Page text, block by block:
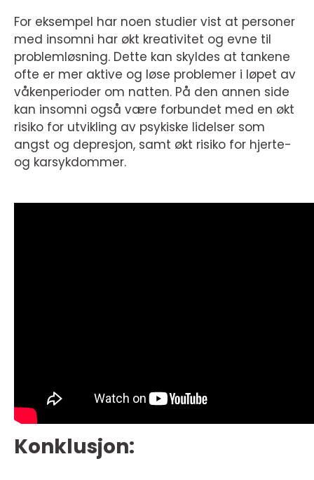
For eksempel har noen studier vist at personer
med insomni har økt kreativitet og evne til
problemløsning. Dette kan skyldes at tankene
ofte er mer aktive og løse problemer i løpet av
våkenperioder om natten. På den annen side
kan insomni også være forbundet med en økt
risiko for utvikling av psykiske lidelser som
angst og depresjon, samt økt risiko for hjerte-
og karsykdommer.
Konklusjon: